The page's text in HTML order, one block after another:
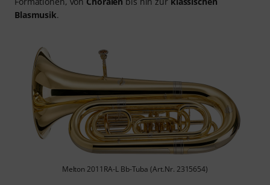
Daumenring
Falls du dich für die Odin entscheidest, wenn du eine der
Bb-Tuben kaufen möchtest, erstehst du ein
bereits Fortgeschrittene bis hin zu versierten als auch
professionellen Blasmusikern. Gern gesehener Gast bist du
Posaunenchor, in derBig Bandund etlichen weiteren
Formationen, vonChorälenbis hin zurklassischen
Blasmusik